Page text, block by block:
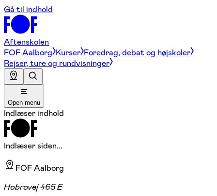
Gå til indhold
Aftenskolen
FOF Aalborg Kurser Foredrag, debat og højskoler
Rejser, ture og rundvisninger
Open menu
Indlæser indhold
Indlæser siden...
FOF Aalborg
Hobrovej 465 E